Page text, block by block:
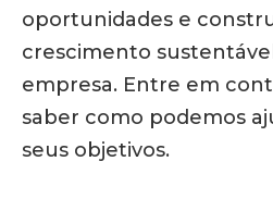
oportunidades e
crescimento
empresa. Entre em
saber como podemos
seus objetivos.